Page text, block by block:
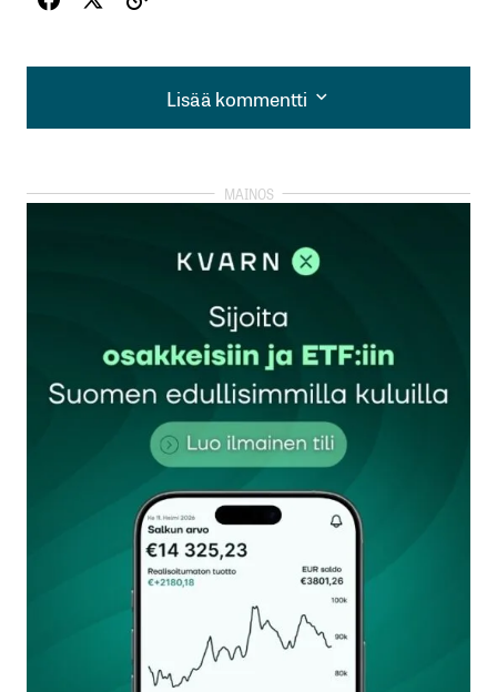
Lisää kommentti
Lisää kommentti
kirjautua
rekisteröityä
Sähköpostiosoitettasi ei julkaista.Pakolliset
kentät on merkitty*
Kommentti*
Nimesi tai nimimerkkisi